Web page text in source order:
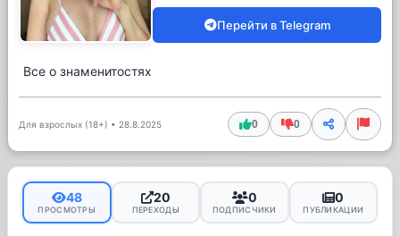
Перейти в Telegram
Все о знаменитостях
Для взрослых (18+) • 28.8.2025 0 0
48
ПРОСМОТРЫ
20
ПЕРЕХОДЫ
0
ПОДПИСЧИКИ
0
ПУБЛИКАЦИИ